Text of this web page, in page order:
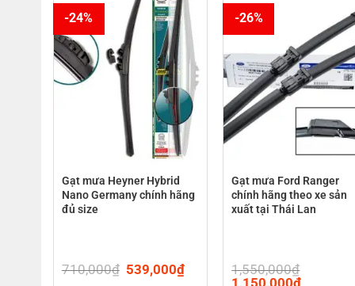
-24%
Gạt mưa Heyner Hybrid
Nano Germany chính hãng
đủ size
710,000₫ Original
539,000₫Current
-26%
Gạt mưa Ford Ranger
chính hãng theo xe sản
xuất tại Thái Lan
1,550,000₫